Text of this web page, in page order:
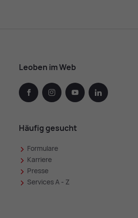
Leoben im Web
facebook instagramyoutube linkedin
Häufig gesucht
Formulare
Karriere
Presse
Services A - Z